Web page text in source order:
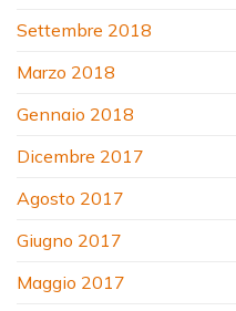
Settembre 2018
Marzo 2018
Gennaio 2018
Dicembre 2017
Agosto 2017
Giugno 2017
Maggio 2017